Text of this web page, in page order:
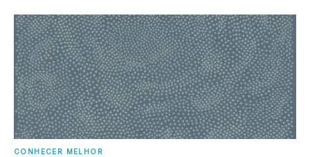
CONHECER MELHOR